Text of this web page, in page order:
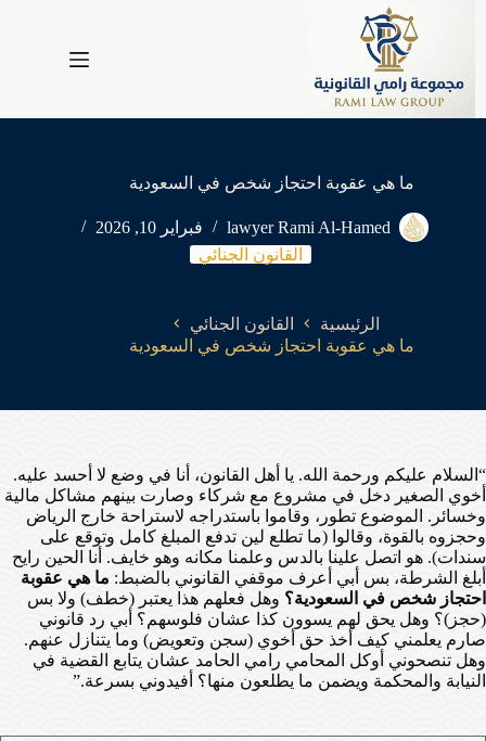
ما هي عقوبة احتجاز شخص في السعودية
lawyer Rami Al-Hamed
فبراير 10, 2026
القانون الجنائي
الرئيسية
القانون الجنائي
ما هي عقوبة احتجاز شخص في السعودية
“السلام عليكم ورحمة الله. يا أهل القانون، أنا في وضع لا أحسد عليه.
أخوي الصغير دخل في مشروع مع شركاء وصارت بينهم مشاكل مالية
وخسائر. الموضوع تطور، وقاموا باستدراجه لاستراحة خارج الرياض
وحجزوه بالقوة، وقالوا (ما تطلع لين تدفع المبلغ كامل وتوقع على
سندات). هو اتصل علينا بالدس وعلمنا مكانه وهو خايف. أنا الحين رايح
أبلغ الشرطة، بس أبي أعرف موقفي القانوني بالضبط: ما هي عقوبة
احتجاز شخص في السعودية؟ وهل فعلهم هذا يعتبر (خطف) ولا بس
(حجز)؟ وهل يحق لهم يسوون كذا عشان فلوسهم؟ أبي رد قانوني
صارم يعلمني كيف أخذ حق أخوي (سجن وتعويض) وما يتنازل عنهم.
وهل تنصحوني أوكل المحامي رامي الحامد عشان يتابع القضية في
النيابة والمحكمة ويضمن ما يطلعون منها؟ أفيدوني بسرعة.”